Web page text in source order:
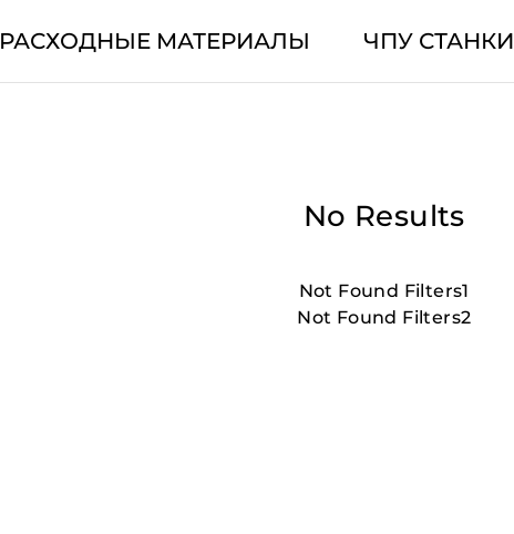
РАСХОДНЫЕ МАТЕРИАЛЫ ЧПУ СТАНКИ
No Results
Not Found Filters1
Not Found Filters2